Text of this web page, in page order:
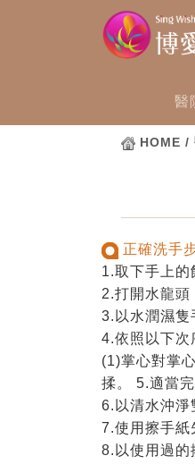
醫
HOME /
正確洗手
1.取下手上的
2.打開水龍頭
3.以水潤濕隻
4.依照以下次
(1)掌心對掌
揉。 5.適當
6.以清水沖淨
7.使用擦手紙
8.以使用過的